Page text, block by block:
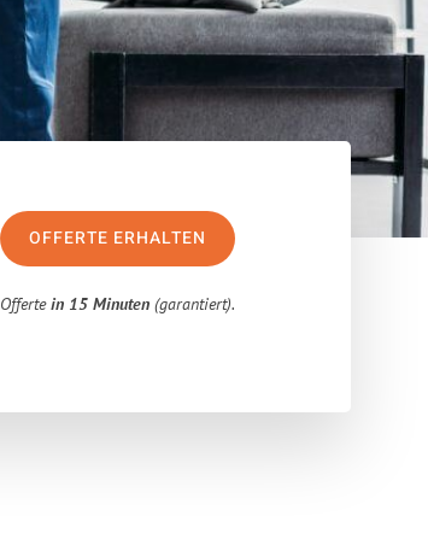
OFFERTE ERHALTEN
Offertein 15 Minuten (garantiert).